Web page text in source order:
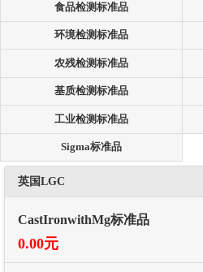
食品检测标准品
环境检测标准品
农残检测标准品
基质检测标准品
工业检测标准品
Sigma标准品
英国LGC
CastIronwithMg标准品
0.00元